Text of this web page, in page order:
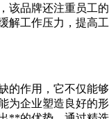
该品牌还注重员工的
解工作压力，提高工
的作用，它不仅能够
为企业塑造良好的形